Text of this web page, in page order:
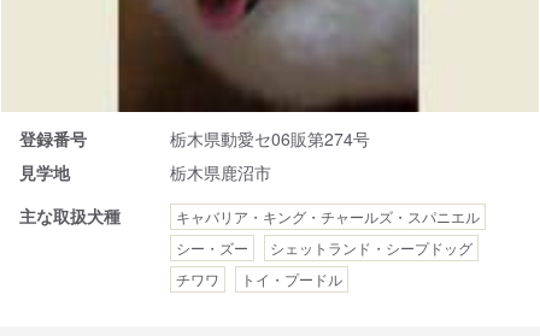
登録番号
栃木県動愛セ06販第274号
見学地
栃木県鹿沼市
主な取扱犬種
キャバリア・キング・チャールズ・スパニエル
シー・ズー
シェットランド・シープドッグ
チワワ
トイ・プードル